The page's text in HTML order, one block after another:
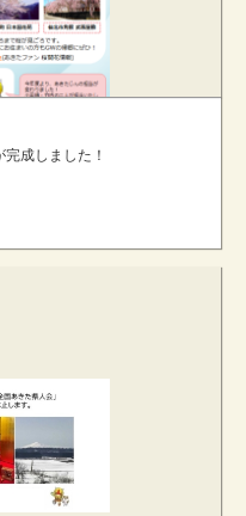
成しました！